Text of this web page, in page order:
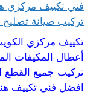
تركيب صيانة
تكييف مركزي
أعطال المكيفات
تركيب جميع القطع
افضل فني تكييف